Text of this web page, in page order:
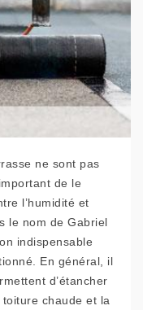
ne sont pas
de le
l’humidité et
le nom de Gabriel
indispensable
En général, il
d’étancher
chaude et la